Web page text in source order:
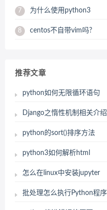
7 为什么使用python3
8 centos不自带vim吗?
推荐文章
python如何无限循环语句
Django之惰性机制相关介绍
python的sort()排序方法
python3如何解析html
怎么在linux中安装jupyter
批处理怎么执行Python程序